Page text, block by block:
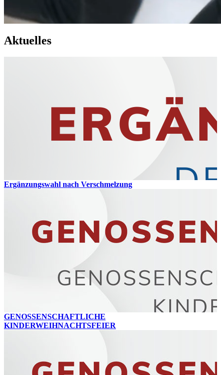
FAQ
Aktuelles
Ergänzungswahl nach Verschmelzung
GENOSSENSCHAFTLICHE
KINDERWEIHNACHTSFEIER